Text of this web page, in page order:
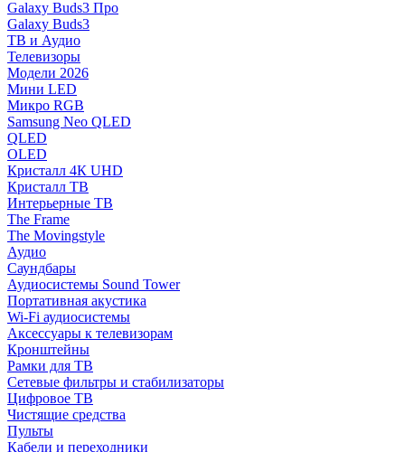
Galaxy Buds3 Про
Galaxy Buds3
ТВ и Аудио
Телевизоры
Модели 2026
Мини LED
Микро RGB
Samsung Neo QLED
QLED
OLED
Кристалл 4К UHD
Кристалл ТВ
Интерьерные ТВ
The Frame
The Movingstyle
Аудио
Саундбары
Аудиосистемы Sound Tower
Портативная акустика
Wi-Fi аудиосистемы
Аксессуары к телевизорам
Кронштейны
Рамки для ТВ
Сетевые фильтры и стабилизаторы
Цифровое ТВ
Чистящие средства
Пульты
Кабели и переходники